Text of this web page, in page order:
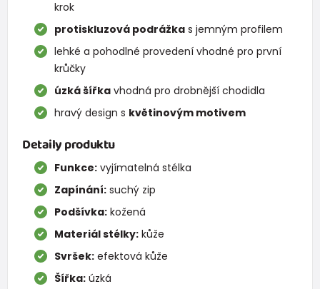
krok
protiskluzová podrážka s jemným profilem
lehké a pohodlné provedení vhodné pro první
krůčky
úzká šířka vhodná pro drobnější chodidla
hravý design s květinovým motivem
Detaily produktu
Funkce: vyjímatelná stélka
Zapínání: suchý zip
Podšívka: kožená
Materiál stélky: kůže
Svršek: efektová kůže
Šířka: úzká